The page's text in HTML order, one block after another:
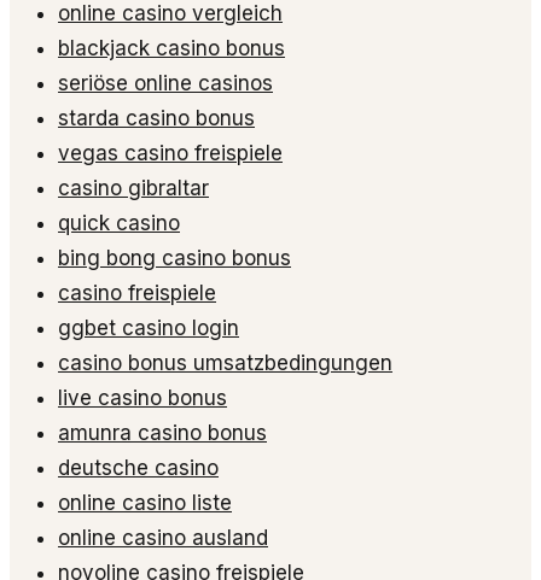
online casino vergleich
blackjack casino bonus
seriöse online casinos
starda casino bonus
vegas casino freispiele
casino gibraltar
quick casino
bing bong casino bonus
casino freispiele
ggbet casino login
casino bonus umsatzbedingungen
live casino bonus
amunra casino bonus
deutsche casino
online casino liste
online casino ausland
novoline casino freispiele